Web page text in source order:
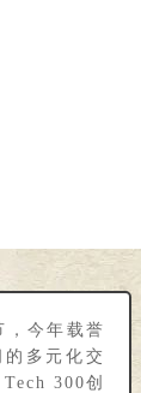
，今年载誉
多元化交
300创